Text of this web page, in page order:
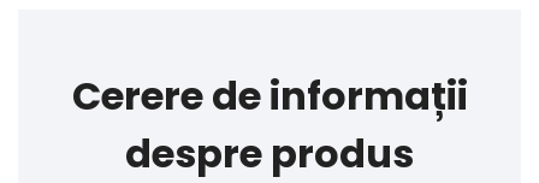
Cerere de informații
despre produs